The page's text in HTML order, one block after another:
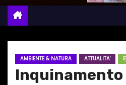
AMBIENTE & NATURA ATTUALITA'